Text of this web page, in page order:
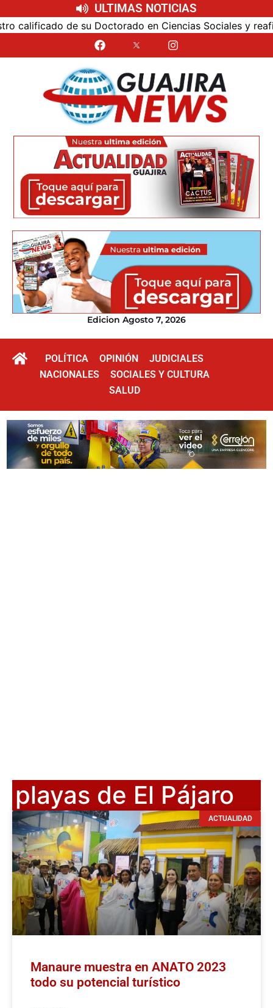
ULTIMAS NOTICIAS
de su Doctorado en Ciencias Sociales y reafirmó
Edicion Agosto 7, 2026
POLÍTICA OPINIÓN
JUDICIALES
NACIONALES
SOCIALES Y CULTURA
SALUD
playas de El Pájaro
ACTUALIDAD
Manaure muestra en ANATO 2023
todo su potencial turístico